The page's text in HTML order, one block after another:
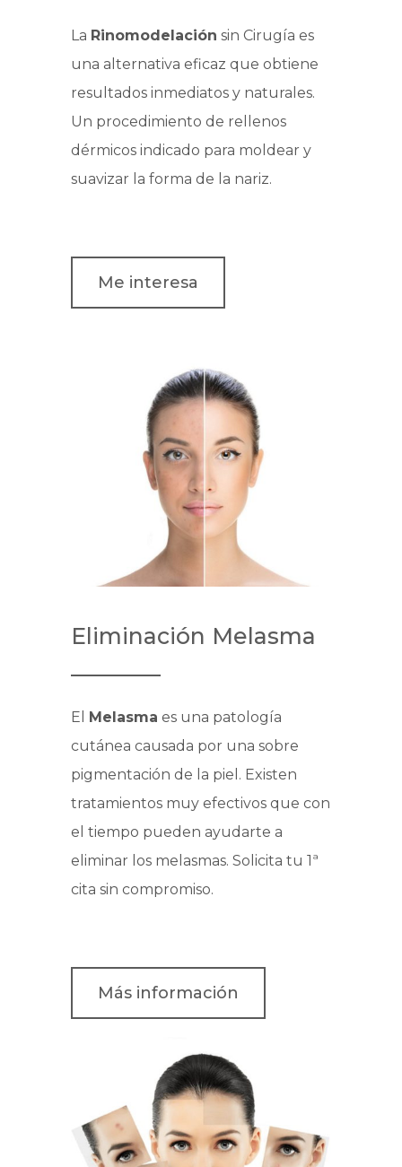
La Rinomodelación sin Cirugía es
una alternativa eficaz que obtiene
resultados inmediatos y naturales.
Un procedimiento de rellenos
dérmicos indicado para moldear y
suavizar la forma de la nariz.
Me interesa
Eliminación Melasma
El Melasma es una patología
cutánea causada por una sobre
pigmentación de la piel. Existen
tratamientos muy efectivos que con
el tiempo pueden ayudarte a
eliminar los melasmas. Solicita tu 1ª
cita sin compromiso.
Más información